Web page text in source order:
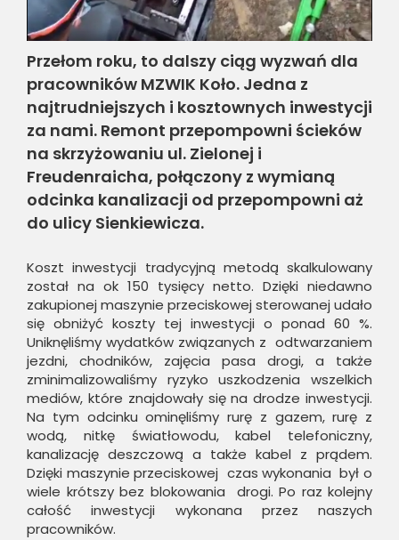
Przełom roku, to dalszy ciąg wyzwań dla
pracowników MZWIK Koło. Jedna z
najtrudniejszych i kosztownych inwestycji
za nami. Remont przepompowni ścieków
na skrzyżowaniu ul. Zielonej i
Freudenraicha, połączony z wymianą
odcinka kanalizacji od przepompowni aż
do ulicy Sienkiewicza.
Koszt inwestycji tradycyjną metodą skalkulowany
został na ok 150 tysięcy netto. Dzięki niedawno
zakupionej maszynie przeciskowej sterowanej udało
się obniżyć koszty tej inwestycji o ponad 60 %.
Uniknęliśmy wydatków związanych z odtwarzaniem
jezdni, chodników, zajęcia pasa drogi, a także
zminimalizowaliśmy ryzyko uszkodzenia wszelkich
mediów, które znajdowały się na drodze inwestycji.
Na tym odcinku ominęliśmy rurę z gazem, rurę z
wodą, nitkę światłowodu, kabel telefoniczny,
kanalizację deszczową a także kabel z prądem.
Dzięki maszynie przeciskowej czas wykonania był o
wiele krótszy bez blokowania drogi. Po raz kolejny
całość inwestycji wykonana przez naszych
pracowników.